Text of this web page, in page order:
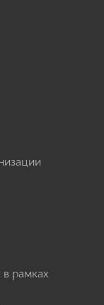
рамках